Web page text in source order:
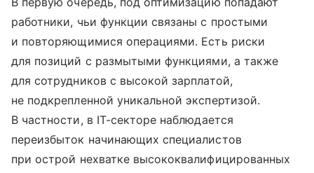
работники, чьи функции связаны с простыми
и повторяющимися операциями. Есть риски
для позиций с размытыми функциями, а также
для сотрудников с высокой зарплатой,
не подкрепленной уникальной экспертизой.
В частности, в IT-секторе наблюдается
переизбыток начинающих специалистов
при острой нехватке высококвалифицированных